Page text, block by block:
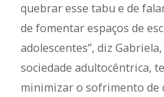
quebrar esse tabu e de
de fomentar espaços de
adolescentes”, diz
sociedade adultocêntrica,
minimizar o sofrimento de